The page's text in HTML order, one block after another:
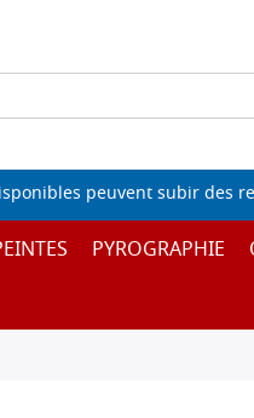
peuvent subir des
PYROGRAPHIE